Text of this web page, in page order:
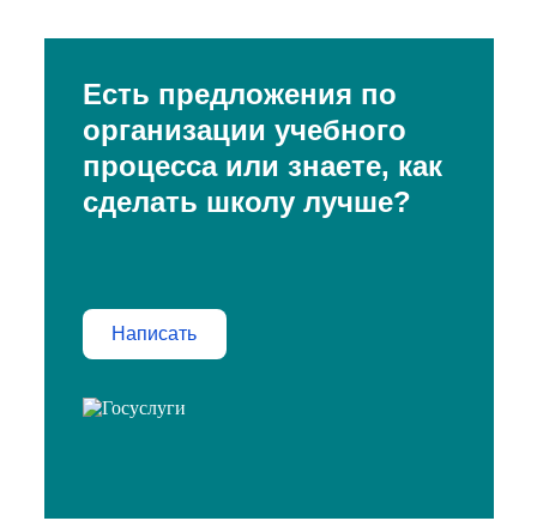
Есть предложения по
организации учебного
процесса или знаете, как
сделать школу лучше?
Написать